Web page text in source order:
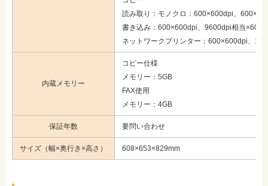
読み取り：モノクロ：600×600dpi、
書き込み：600×600dpi、9600dpi相当
ネットワークプリンター：600×600dpi、
内蔵メモリー
コピー仕様
メモリー：5GB
FAX使用
メモリー：4GB
保証年数 要問い合わせ
サイズ（幅×奥行き×高さ） 608×653×829mm